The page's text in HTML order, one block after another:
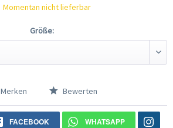
Momentan nicht lieferbar
Größe:
Merken Bewerten
FACEBOOK WHATSAPP